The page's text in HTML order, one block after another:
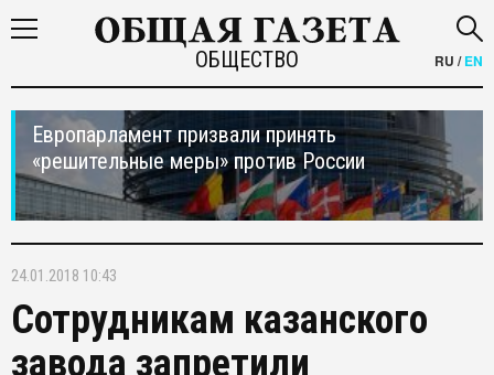
ОБЩЕСТВО RU /EN
Европарламент призвали принять
«решительные меры» против России
24.01.2018 10:43
Сотрудникам казанского
завода запретили